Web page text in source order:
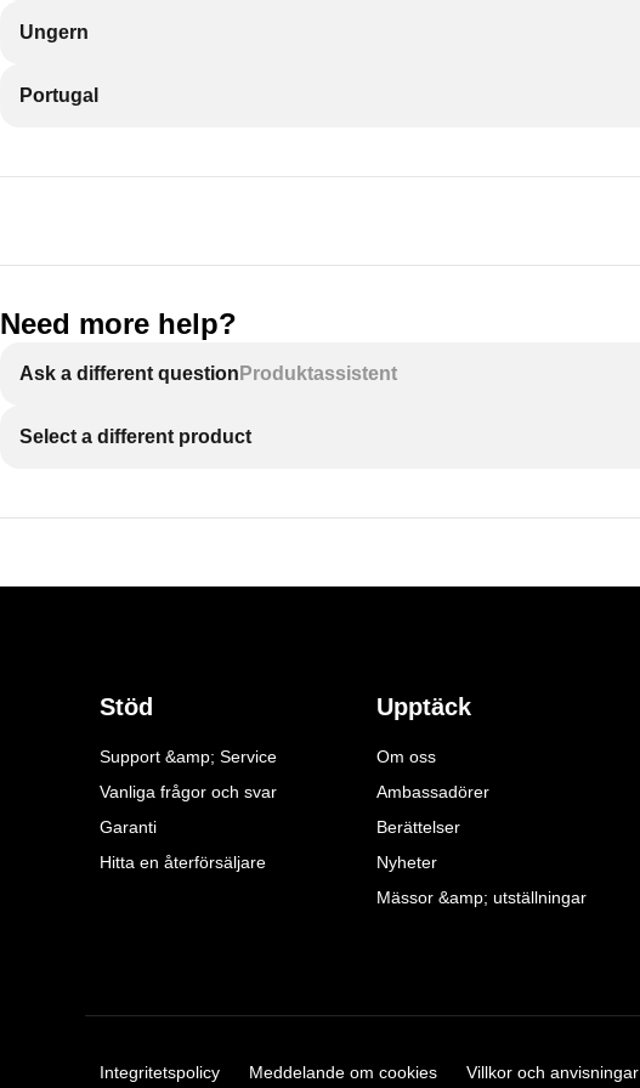
Ungern
Portugal
Need more help?
Ask a different question Produktassistent
Select a different product
Stöd
Support &amp; Service
Vanliga frågor och svar
Garanti
Hitta en återförsäljare
Upptäck
Om oss
Ambassadörer
Berättelser
Nyheter
Mässor &amp; utställningar
Integritetspolicy Meddelande om cookies Villkor och anvisningar